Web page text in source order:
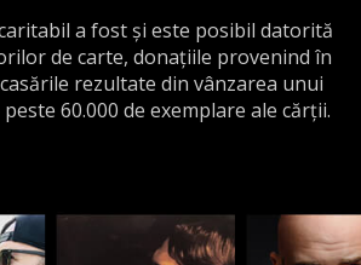
a fost și este posibil datorită
de carte, donațiile provenind în
rezultate din vânzarea unui
60.000 de exemplare ale cărții.